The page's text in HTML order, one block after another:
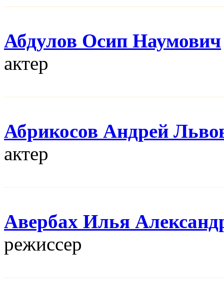
Абдулов Осип Наумович
актер
Абрикосов Андрей
актер
Авербах Илья
режисcер